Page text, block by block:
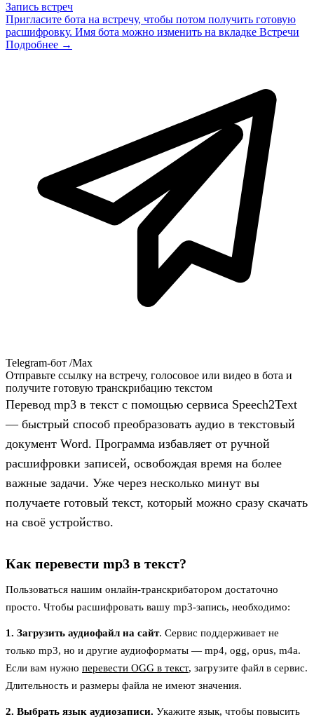
Запись встреч
Пригласите бота на встречу, чтобы потом получить готовую
расшифровку. Имя бота можно изменить на вкладке Встречи
Подробнее →
Telegram-бот /Max
Отправьте ссылку на встречу, голосовое или видео в бота и
получите готовую транскрибацию текстом
Перевод mp3 в текст с помощью сервиса Speech2Text
— быстрый способ преобразовать аудио в текстовый
документ Word. Программа избавляет от ручной
расшифровки записей, освобождая время на более
важные задачи. Уже через несколько минут вы
получаете готовый текст, который можно сразу скачать
на своё устройство.
Как перевести mp3 в текст?
Пользоваться нашим онлайн-транскрибатором достаточно
просто. Чтобы расшифровать вашу mp3-запись, необходимо:
1. Загрузить аудиофайл на сайт. Сервис поддерживает не
только mp3, но и другие аудиоформаты — mp4, ogg, opus, m4a.
Если вам нужно перевести OGG в текст, загрузите файл в сервис.
Длительность и размеры файла не имеют значения.
2. Выбрать язык аудиозаписи. Укажите язык, чтобы повысить